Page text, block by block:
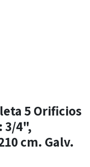
5 Orificios
3/4",
cm. Galv.